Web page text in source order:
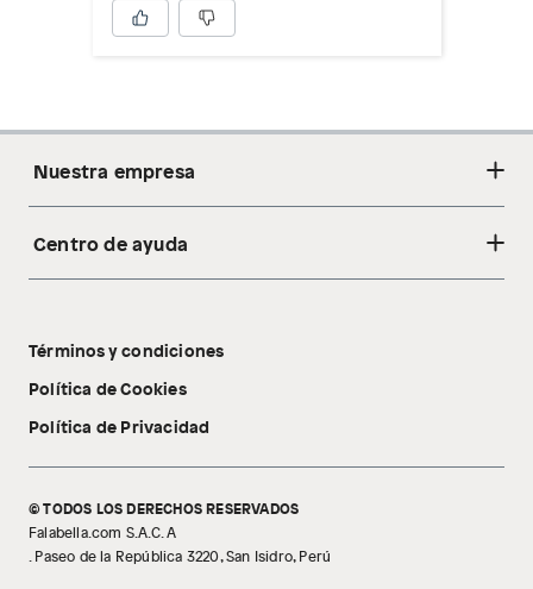
Nuestra empresa
Acerca de nosotros
Tecnología Pillow Walk
Centro de ayuda
Libro de reclamaciones
Términos y condiciones
Política de Cookies
Política de Privacidad
© TODOS LOS DERECHOS RESERVADOS
Falabella.com S.A.C. A
. Paseo de la República 3220, San Isidro, Perú